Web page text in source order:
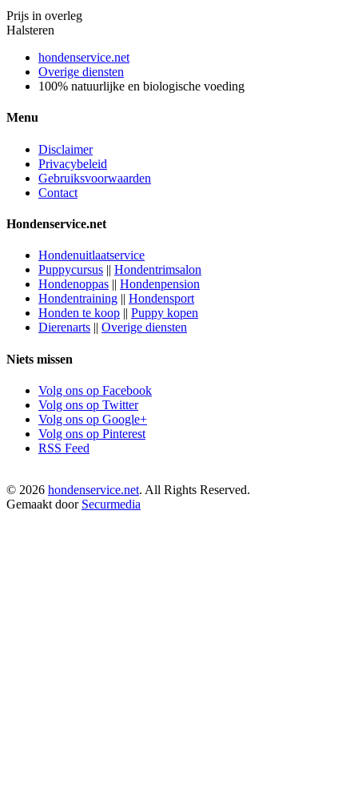
Prijs in overleg
Halsteren
hondenservice.net
Overige diensten
100% natuurlijke en biologische voeding
Menu
Disclaimer
Privacybeleid
Gebruiksvoorwaarden
Contact
Hondenservice.net
Hondenuitlaatservice
Puppycursus || Hondentrimsalon
Hondenoppas || Hondenpension
Hondentraining || Hondensport
Honden te koop || Puppy kopen
Dierenarts || Overige diensten
Niets missen
Volg ons op Facebook
Volg ons op Twitter
Volg ons op Google+
Volg ons op Pinterest
RSS Feed
© 2026 hondenservice.net. All Rights Reserved.
Gemaakt door Securmedia